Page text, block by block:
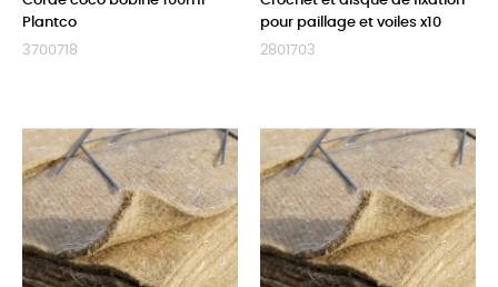
Plantco
3700718
pour paillage et voiles x10
2801703